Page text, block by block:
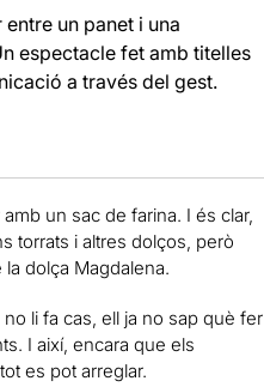
entre un panet i una
espectacle fet amb titelles
a través del gest.
un sac de farina. I és clar,
torrats i altres dolços, però
dolça Magdalena.
li fa cas, ell ja no sap què fer
I així, encara que els
es pot arreglar.